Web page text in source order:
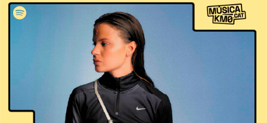
Música KM0.Cat
Estratègia de marketing i branding